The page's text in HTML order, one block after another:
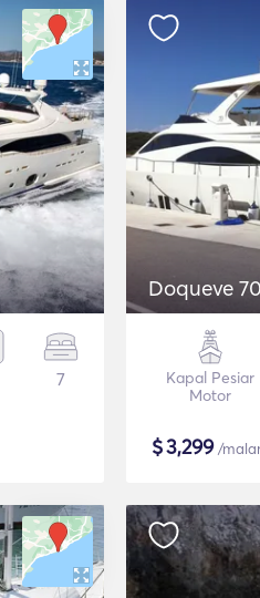
7
Doqueve 70
Kapal Pesiar
Motor
$3,299/